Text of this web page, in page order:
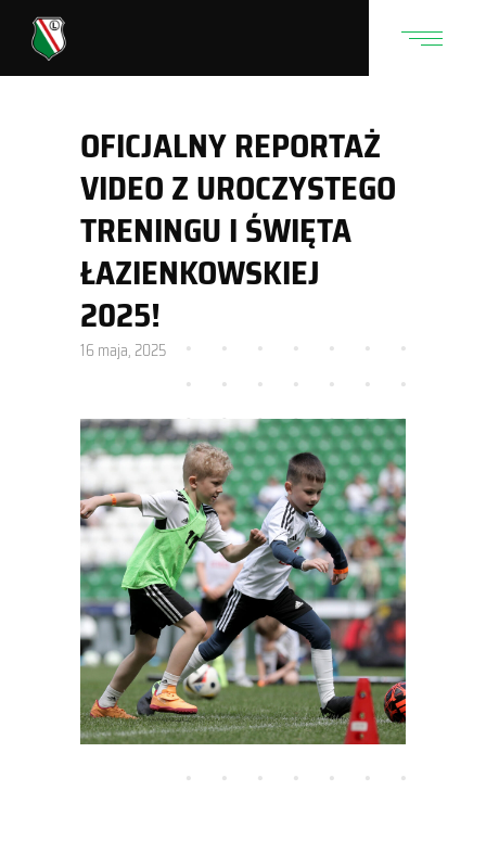
OFICJALNY REPORTAŻ
VIDEO Z UROCZYSTEGO
TRENINGU I ŚWIĘTA
ŁAZIENKOWSKIEJ
2025!
16 maja, 2025